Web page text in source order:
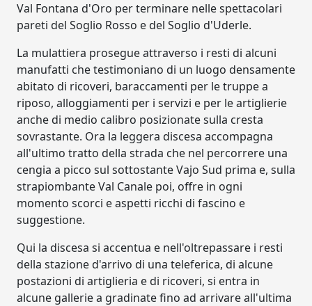
Val Fontana d'Oro per terminare nelle spettacolari
pareti del Soglio Rosso e del Soglio d'Uderle.
La mulattiera prosegue attraverso i resti di alcuni
manufatti che testimoniano di un luogo densamente
abitato di ricoveri, baraccamenti per le truppe a
riposo, alloggiamenti per i servizi e per le artiglierie
anche di medio calibro posizionate sulla cresta
sovrastante. Ora la leggera discesa accompagna
all'ultimo tratto della strada che nel percorrere una
cengia a picco sul sottostante Vajo Sud prima e, sulla
strapiombante Val Canale poi, offre in ogni
momento scorci e aspetti ricchi di fascino e
suggestione.
Qui la discesa si accentua e nell'oltrepassare i resti
della stazione d'arrivo di una teleferica, di alcune
postazioni di artiglieria e di ricoveri, si entra in
alcune gallerie a gradinate fino ad arrivare all'ultima